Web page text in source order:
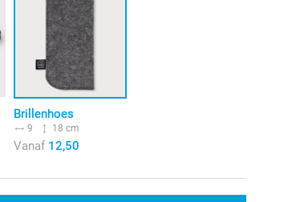
Brillenhoes
9 18 cm
Vanaf 12,50